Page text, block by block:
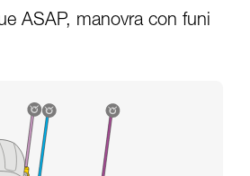
ASAP, manovra con funi